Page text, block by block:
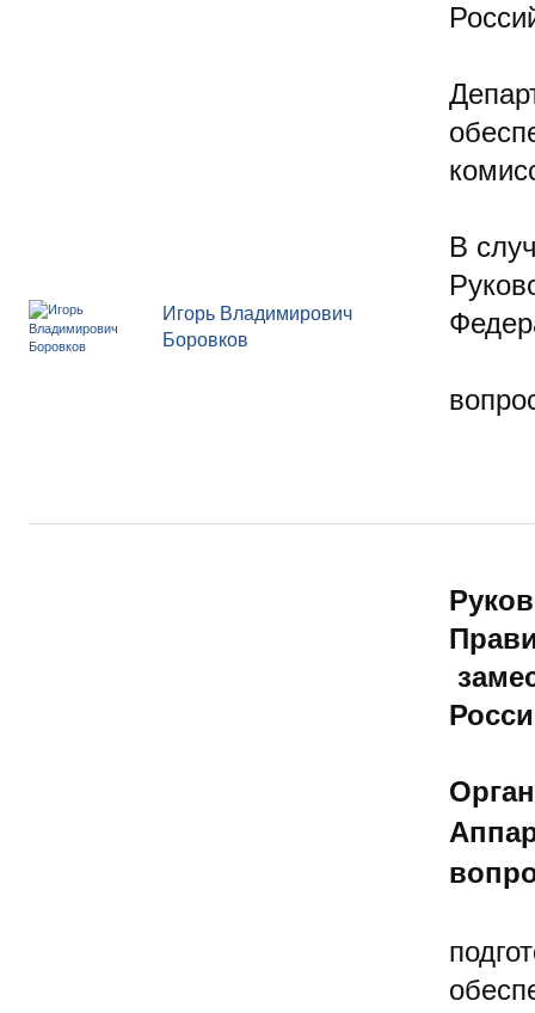
Игорь Владимирович
Боровков
В